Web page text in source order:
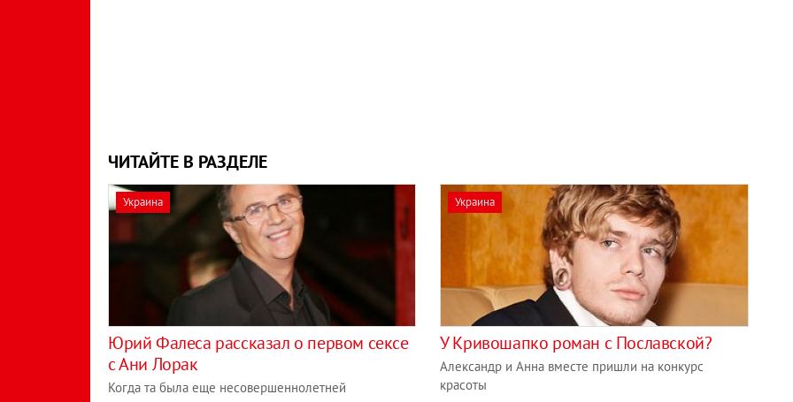
ЧИТАЙТЕ В РАЗДЕЛЕ
Украина
Юрий Фалеса рассказал о первом сексе
с Ани Лорак
Когда та была еще несовершеннолетней
Украина
У Кривошапко роман с Пославской?
Александр и Анна вместе пришли на конкурс
красоты